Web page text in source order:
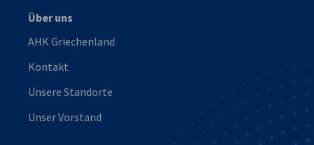
Über uns
AHK Griechenland
Kontakt
Unsere Standorte
Unser Vorstand